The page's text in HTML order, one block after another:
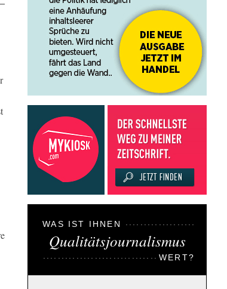
WAS IST IHNEN
Qualitätsjournalismus
WERT?